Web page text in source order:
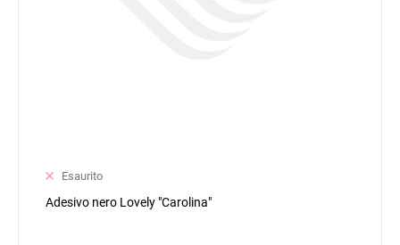
Esaurito
Adesivo nero Lovely "Carolina"